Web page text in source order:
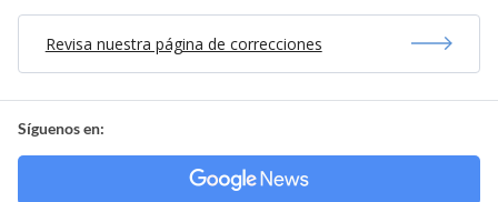
Revisa nuestra página de correcciones
Síguenos en: